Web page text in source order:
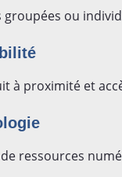
ou
à proximité et
ressources